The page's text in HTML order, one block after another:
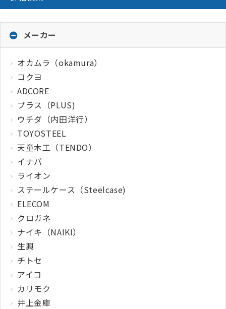
メーカー
オカムラ（okamura）
コクヨ
ADCORE
プラス（PLUS)
ウチダ（内田洋行）
TOYOSTEEL
天童木工（TENDO）
イナバ
ライオン
スチールケース（Steelcase)
ELECOM
クロガネ
ナイキ（NAIKI）
生興
チトセ
アイコ
カリモク
井上金庫